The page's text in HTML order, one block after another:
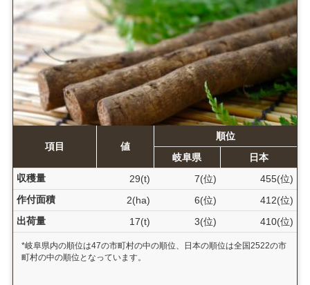
項目 値
順位
岐阜県
日本
収穫量
29(t) 7(位)
455(位)
作付面積
2(ha) 6(位)
412(位)
出荷量
17(t) 3(位) 410(位)
*岐阜県内の順位は47の市町村の中の順位、日本の順位は全国2522の市
町村の中の順位となっています。